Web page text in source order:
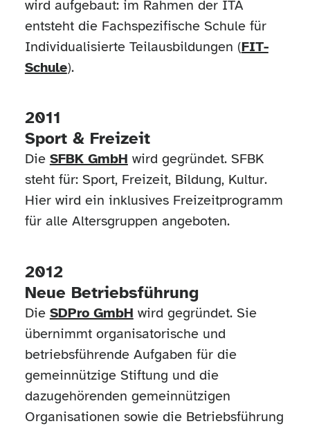
wird aufgebaut: im Rahmen der ITA
entsteht die Fachspezifische Schule für
Individualisierte Teilausbildungen (FIT-
Schule).
2011
Sport & Freizeit
Die SFBK GmbH wird gegründet. SFBK
steht für: Sport, Freizeit, Bildung, Kultur.
Hier wird ein inklusives Freizeitprogramm
für alle Altersgruppen angeboten.
2012
Neue Betriebsführung
Die SDPro GmbH wird gegründet. Sie
übernimmt organisatorische und
betriebsführende Aufgaben für die
gemeinnützige Stiftung und die
dazugehörenden gemeinnützigen
Organisationen sowie die Betriebsführung